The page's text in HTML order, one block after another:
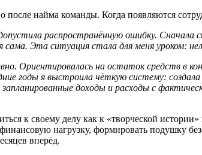
после найма команды. Когда появляются
распространённую ошибку. Сначала
Эта ситуация стала для меня уроком:
. Ориентировалась на остаток средств в
годы я выстроила чёткую систему:
доходы и расходы с
к своему делу как к «творческой
нагрузку, формировать подушку
вперёд.